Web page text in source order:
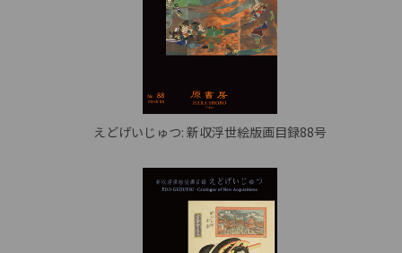
えどげいじゅつ: 新収浮世絵版画目録88号